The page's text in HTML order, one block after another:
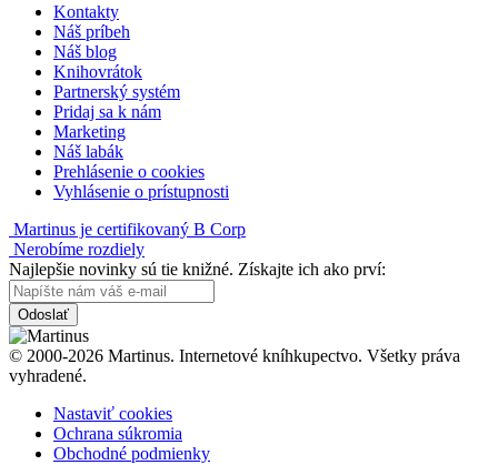
Kontakty
Náš príbeh
Náš blog
Knihovrátok
Partnerský systém
Pridaj sa k nám
Marketing
Náš labák
Prehlásenie o cookies
Vyhlásenie o prístupnosti
Martinus je certifikovaný B Corp
Nerobíme rozdiely
Najlepšie novinky sú tie knižné. Získajte ich ako prví:
Odoslať
© 2000-2026 Martinus. Internetové kníhkupectvo. Všetky práva
vyhradené.
Nastaviť cookies
Ochrana súkromia
Obchodné podmienky